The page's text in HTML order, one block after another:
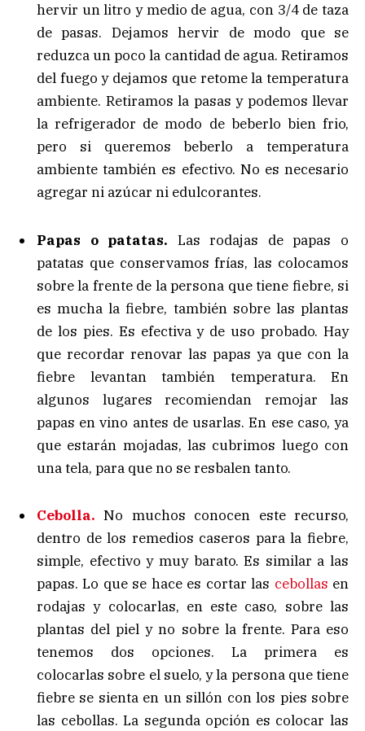
hervir un litro y medio de agua, con 3/4 de taza
de pasas. Dejamos hervir de modo que se
reduzca un poco la cantidad de agua. Retiramos
del fuego y dejamos que retome la temperatura
ambiente. Retiramos la pasas y podemos llevar
la refrigerador de modo de beberlo bien frio,
pero si queremos beberlo a temperatura
ambiente también es efectivo. No es necesario
agregar ni azúcar ni edulcorantes.
Papas o patatas. Las rodajas de papas o
patatas que conservamos frías, las colocamos
sobre la frente de la persona que tiene fiebre, si
es mucha la fiebre, también sobre las plantas
de los pies. Es efectiva y de uso probado. Hay
que recordar renovar las papas ya que con la
fiebre levantan también temperatura. En
algunos lugares recomiendan remojar las
papas en vino antes de usarlas. En ese caso, ya
que estarán mojadas, las cubrimos luego con
una tela, para que no se resbalen tanto.
Cebolla. No muchos conocen este recurso,
dentro de los remedios caseros para la fiebre,
simple, efectivo y muy barato. Es similar a las
papas. Lo que se hace es cortar las cebollas en
rodajas y colocarlas, en este caso, sobre las
plantas del piel y no sobre la frente. Para eso
tenemos dos opciones. La primera es
colocarlas sobre el suelo, y la persona que tiene
fiebre se sienta en un sillón con los pies sobre
las cebollas. La segunda opción es colocar las